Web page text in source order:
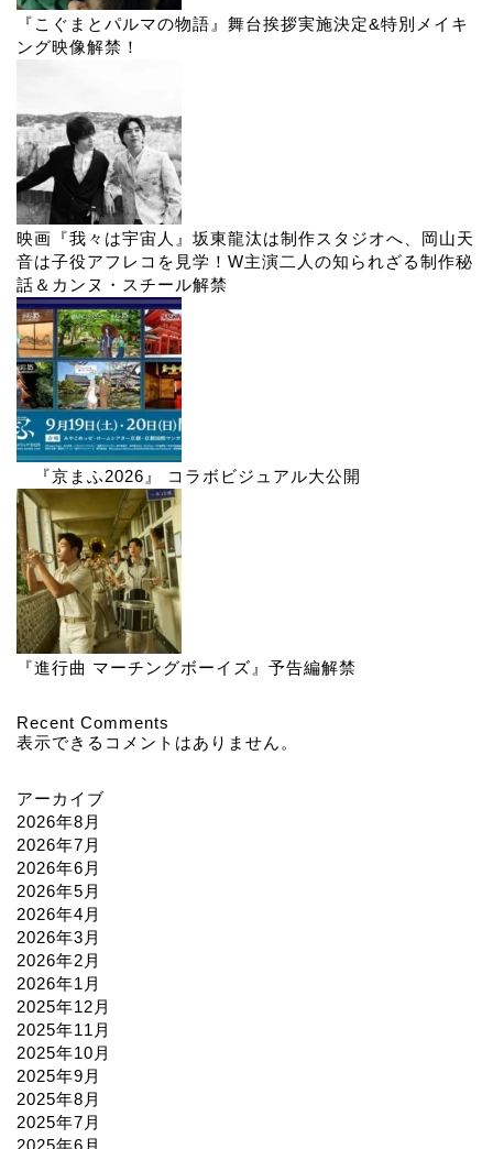
『こぐまとパルマの物語』舞台挨拶実施決定&特別メイキ
ング映像解禁！
映画『我々は宇宙人』坂東龍汰は制作スタジオへ、岡山天
音は子役アフレコを見学！W主演二人の知られざる制作秘
話＆カンヌ・スチール解禁
『京まふ2026』 コラボビジュアル大公開
『進行曲 マーチングボーイズ』予告編解禁
Recent Comments
表示できるコメントはありません。
アーカイブ
2026年8月
2026年7月
2026年6月
2026年5月
2026年4月
2026年3月
2026年2月
2026年1月
2025年12月
2025年11月
2025年10月
2025年9月
2025年8月
2025年7月
2025年6月